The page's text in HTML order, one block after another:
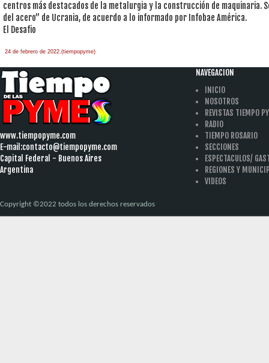
centros más destacados de la metalurgia y la construcción de maquinaria.
del acero” de Ucrania, de acuerdo a lo informado por Infobae América.
El Desafio
24 de febrero de 2022.(tiempopyme)
www.tiempopyme.com
E-mail:contacto@tiempopyme.com
Capital Federal - Buenos Aires
Argentina
NAVEGACION
INICIO
NOSOTROS
REVISTAS TIEMPO
RADIO
TIEMPO ROSARIO
SECCIONES
ESPECTACULOS/
REGIONES Y
VIDEOS
Copyright ©2022 todos los derechos reservados